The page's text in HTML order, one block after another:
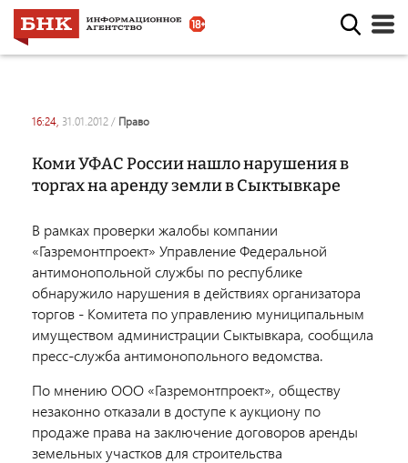
16:24, 31.01.2012 / право
Коми УФАС России нашло нарушения в
торгах на аренду земли в Сыктывкаре
В рамках проверки жалобы компании
«Газремонтпроект» Управление Федеральной
антимонопольной службы по республике
обнаружило нарушения в действиях организатора
торгов - Комитета по управлению муниципальным
имуществом администрации Сыктывкара, сообщила
пресс-служба антимонопольного ведомства.
По мнению ООО «Газремонтпроект», обществу
незаконно отказали в доступе к аукциону по
продаже права на заключение договоров аренды
земельных участков для строительства